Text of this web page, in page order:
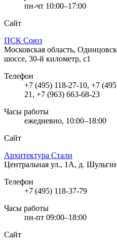
пн-чт 10:00–17:00
Сайт
ПСК Союз
Московская область,
шоссе, 30-й километр, с1
Телефон
+7 (495) 118-27-10, +7
21, +7 (963) 663-68-23
Часы работы
ежедневно, 10:00–18:00
Сайт
Архитектура Стали
Центральная ул., 1А, д.
Телефон
+7 (495) 118-37-79
Часы работы
пн-пт 09:00–18:00
Сайт